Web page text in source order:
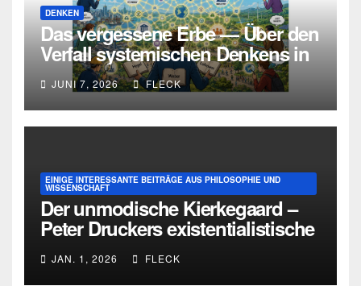
DENKEN
Das vergessene Erbe — Über den
Verfall systemischen Denkens in
Deutschland
JUNI 7, 2026 FLECK
EINIGE INTERESSANTE BEITRÄGE AUS PHILOSOPHIE UND
WISSENSCHAFT
Der unmodische Kierkegaard –
Peter Druckers existentialistische
JAN. 1, 2026 FLECK